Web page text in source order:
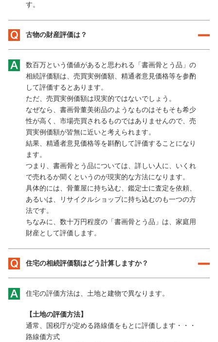
す。
古物の財産評価は？
数百万という価値があると思われる「書画骨とう品」の
相続評価額は、売買実例価額、精通者意見価格等を参酌
して評価するとあります。
ただ、売買実例価額は現実的ではないでしょう。
なぜなら、書画骨董美術品のようなものはそもそも希少
性が高く、市場売買されるものではありませんので、売
買実例価額が皆無に近いと考えられます。
結果、精通者意見価格等を斟酌して評価することになり
ます。
つまり、書画骨とう品については、詳しい人に、いくれ
で売れるか聞くというのが現実的な方法になります。
具体的には、骨董屋に持ち込む、鑑定士に査定を依頼、
あるいは、リサイクルショップに持ち込むのも一つの方
法です。
ちなみに、数十万円程度の「書画骨とう品」は、家庭用
財産として評価します。
住宅の相続評価額はどう計算しますか？
住宅の評価方法は、土地と建物で異なります。
【土地の評価方法】
通常、国税庁が定める路線価をもとに評価します・・・
路線価方式